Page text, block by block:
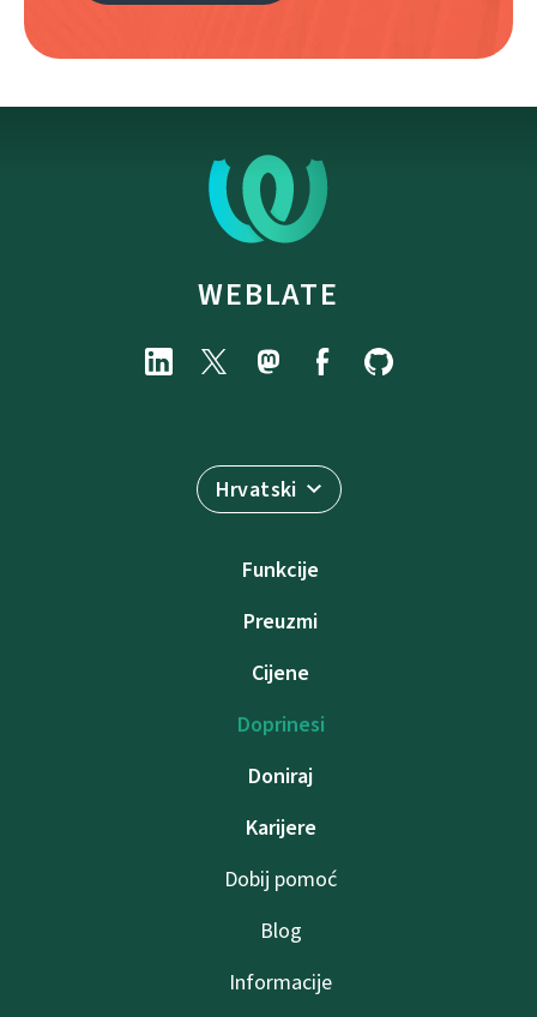
WEBLATE
Hrvatski
Funkcije
Preuzmi
Cijene
Doprinesi
Doniraj
Karijere
Dobij pomoć
Blog
Informacije